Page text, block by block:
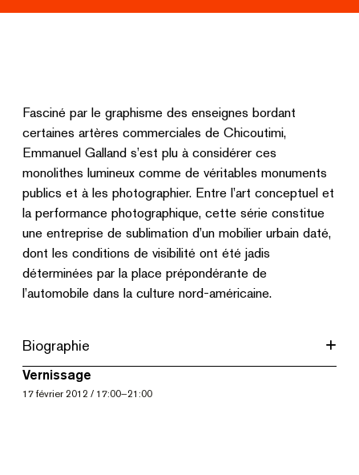
Fasciné par le graphisme des enseignes bordant
certaines artères commerciales de Chicoutimi,
Emmanuel Galland s’est plu à considérer ces
monolithes lumineux comme de véritables monuments
publics et à les photographier. Entre l’art conceptuel et
la performance photographique, cette série constitue
une entreprise de sublimation d’un mobilier urbain daté,
dont les conditions de visibilité ont été jadis
déterminées par la place prépondérante de
l’automobile dans la culture nord-américaine.
Biographie
Vernissage
17 février 2012 / 17:00–21:00